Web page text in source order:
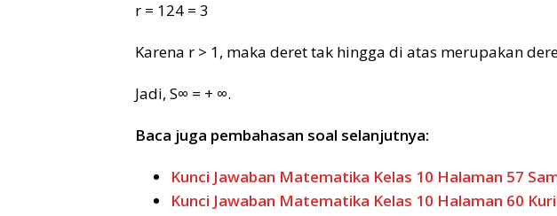
r = 124 = 3
Karena r > 1, maka deret tak hingga di atas merupakan
Jadi, S∞ = + ∞.
Baca juga pembahasan soal selanjutnya:
Kunci Jawaban Matematika Kelas 10 Halaman 57
Kunci Jawaban Matematika Kelas 10 Halaman 60